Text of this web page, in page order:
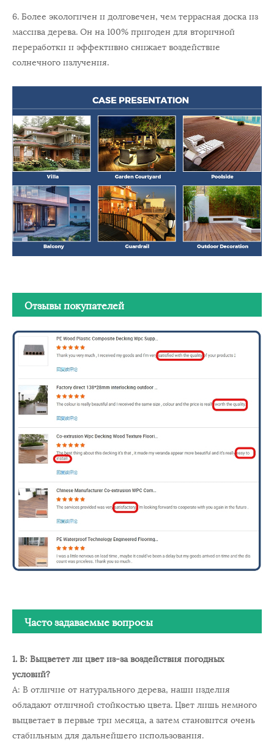
6. Более экологичен и долговечен, чем террасная доска из
массива дерева. Он на 100% пригоден для вторичной
переработки и эффективно снижает воздействие
солнечного излучения.
Отзывы покупателей
Часто задаваемые вопросы
1. В: Выцветет ли цвет из-за воздействия погодных
условий?
А: В отличие от натурального дерева, наши изделия
обладают отличной стойкостью цвета. Цвет лишь немного
выцветает в первые три месяца, а затем становится очень
стабильным для дальнейшего использования.